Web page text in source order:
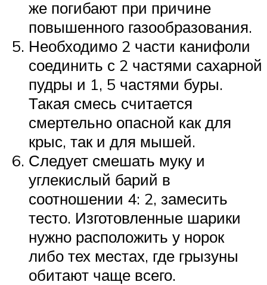
же погибают при причине
повышенного газообразования.
Необходимо 2 части канифоли
соединить с 2 частями сахарной
пудры и 1, 5 частями буры.
Такая смесь считается
смертельно опасной как для
крыс, так и для мышей.
Следует смешать муку и
углекислый барий в
соотношении 4: 2, замесить
тесто. Изготовленные шарики
нужно расположить у норок
либо тех местах, где грызуны
обитают чаще всего.